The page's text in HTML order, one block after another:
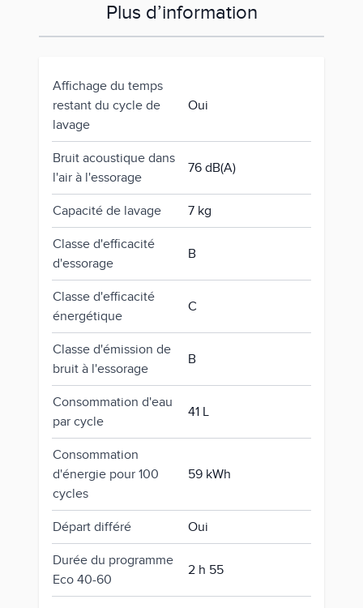
Plus d’information
Affichage du temps
restant du cycle de
lavage
Oui
Bruit acoustique dans
l'air à l'essorage
76 dB(A)
Capacité de lavage 7 kg
Classe d'efficacité
d'essorage
B
Classe d'efficacité
énergétique
C
Classe d'émission de
bruit à l'essorage
B
Consommation d'eau
par cycle
41 L
Consommation
d'énergie pour 100
cycles
59 kWh
Départ différé Oui
Durée du programme
Eco 40-60
2 h 55